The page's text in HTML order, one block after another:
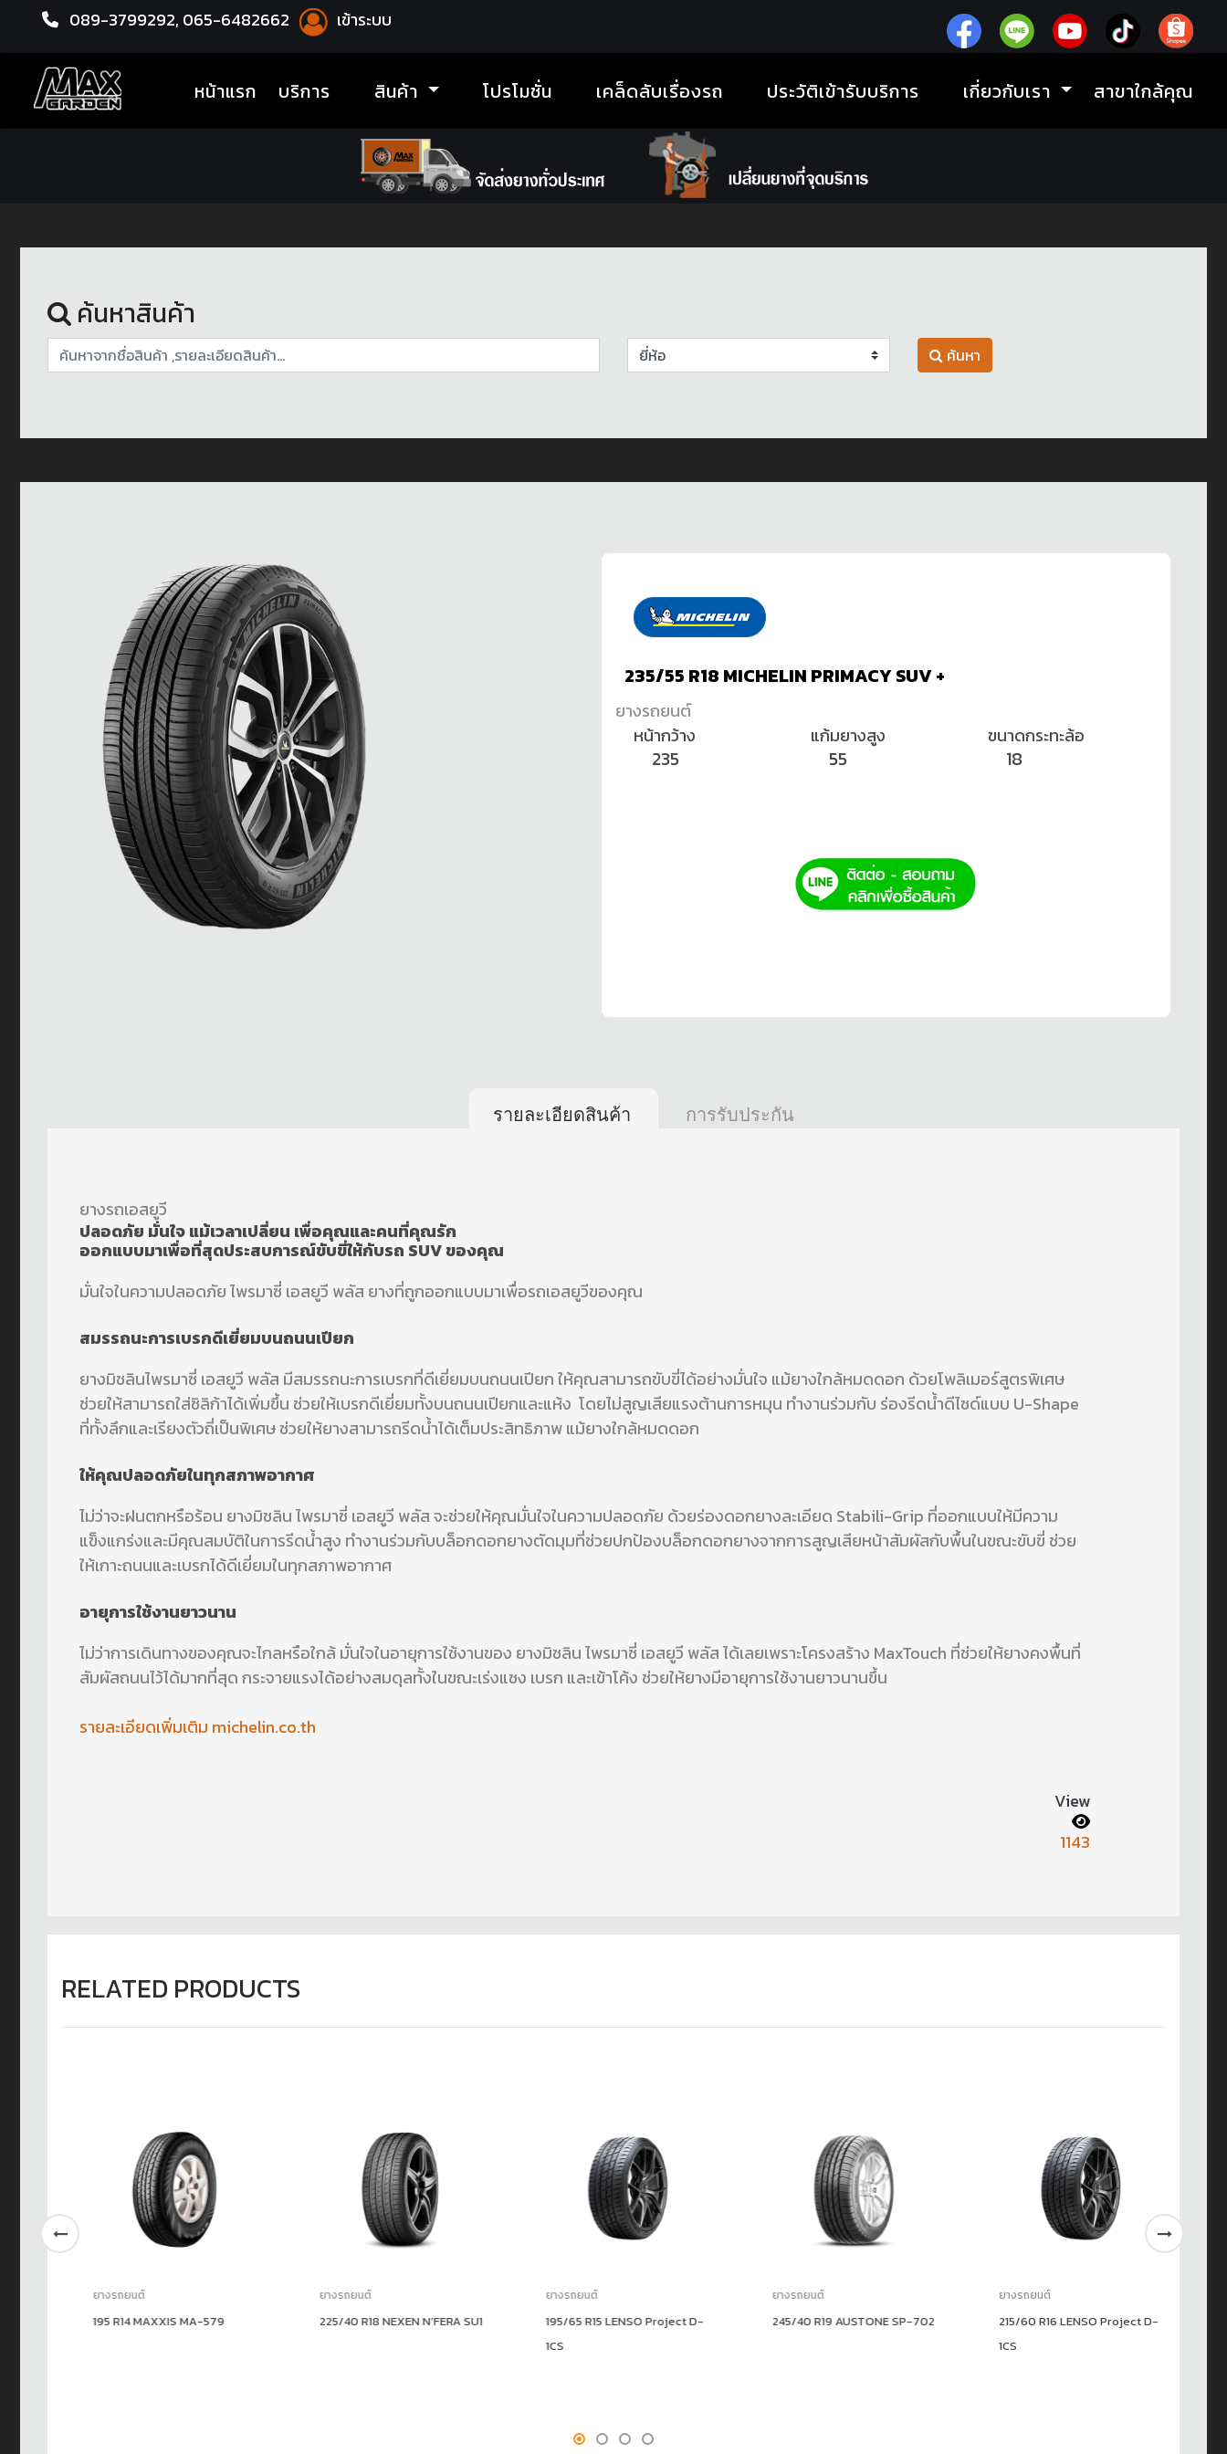
089-3799292, 065-6482662 เข้าระบบ
หน้าแรก(current)
บริการ สินค้า โปรโมชั่น เคล็ดลับเรื่องรถ ประวัติเข้ารับบริการ เกี่ยวกับเรา สาขาใกล้คุณ
หน้าแรก ยางรถยนต์
ค้นหาสินค้า
ค้นหา
235/55 R18 MICHELIN PRIMACY SUV +
ยางรถยนต์
หน้ากว้าง
235
แก้มยางสูง
55
ขนาดกระทะล้อ
18
รายละเอียดสินค้า การรับประกัน
ยางรถเอสยูวี
ปลอดภัย มั่นใจ แม้เวลาเปลี่ยน เพื่อคุณและคนที่คุณรัก
ออกแบบมาเพื่อที่สุดประสบการณ์ขับขี่ให้กับรถ SUV ของคุณ
มั่นใจในความปลอดภัย ไพรมาซี่ เอสยูวี พลัส ยางที่ถูกออกแบบมาเพื่อรถเอสยูวีของคุณ
สมรรถนะการเบรกดีเยี่ยมบนถนนเปียก
ยางมิชลินไพรมาซี่ เอสยูวี พลัส มีสมรรถนะการเบรกที่ดีเยี่ยมบนถนนเปียก ให้คุณสามารถขับขี่ได้อย่างมั่นใจ แม้ยางใกล้หมดดอก ด้วยโพลิเมอร์สูตรพิเศษ
ช่วยให้สามารถใส่ซิลิก้าได้เพิ่มขึ้น ช่วยให้เบรกดีเยี่ยมทั้งบนถนนเปียกและแห้ง โดยไม่สูญเสียแรงต้านการหมุน ทำงานร่วมกับ ร่องรีดน้ำดีไซด์แบบ U-Shape
ที่ทั้งลึกและเรียงตัวถี่เป็นพิเศษ ช่วยให้ยางสามารถรีดน้ำได้เต็มประสิทธิภาพ แม้ยางใกล้หมดดอก
ให้คุณปลอดภัยในทุกสภาพอากาศ
ไม่ว่าจะฝนตกหรือร้อน ยางมิชลิน ไพรมาซี่ เอสยูวี พลัส จะช่วยให้คุณมั่นใจในความปลอดภัย ด้วยร่องดอกยางละเอียด Stabili-Grip ที่ออกแบบให้มีความ
แข็งแกร่งและมีคุณสมบัติในการรีดน้ำสูง ทำงานร่วมกับบล็อกดอกยางตัดมุมที่ช่วยปกป้องบล็อกดอกยางจากการสูญเสียหน้าสัมผัสกับพื้นในขณะขับขี่ ช่วย
ให้เกาะถนนและเบรกได้ดีเยี่ยมในทุกสภาพอากาศ
อายุการใช้งานยาวนาน
ไม่ว่าการเดินทางของคุณจะไกลหรือใกล้ มั่นใจในอายุการใช้งานของ ยางมิชลิน ไพรมาซี่ เอสยูวี พลัส ได้เลยเพราะโครงสร้าง MaxTouch ที่ช่วยให้ยางคงพื้นที่
สัมผัสถนนไว้ได้มากที่สุด กระจายแรงได้อย่างสมดุลทั้งในขณะเร่งแซง เบรก และเข้าโค้ง ช่วยให้ยางมีอายุการใช้งานยาวนานขึ้น
รายละเอียดเพิ่มเติม michelin.co.th
View
1143
RELATED PRODUCTS
ยางรถยนต์
195 R14 MAXXIS MA-579
ยางรถยนต์
225/40 R18 NEXEN N’FERA SU1
ยางรถยนต์
195/65 R15 LENSO Project D-
1CS
ยางรถยนต์
245/40 R19 AUSTONE SP-702
ยางรถยนต์
215/60 R16 LENSO Project D-
1CS